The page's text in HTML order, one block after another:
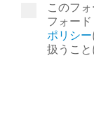
このフ
フォー
ポリシー
扱うこと